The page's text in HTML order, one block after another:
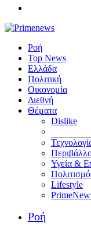
Ροή
Top News
Ελλάδα
Πολιτική
Οικονομία
Διεθνή
Θέματα
Dislike
Υγεία &
Lifestyle
Ροή